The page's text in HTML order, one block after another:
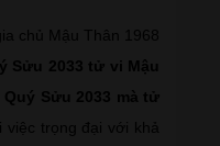
chủ Mậu Thân 1968
Sửu 2033 tử vi Mậu
Quý Sửu 2033 mà tử
trọng đại với khả